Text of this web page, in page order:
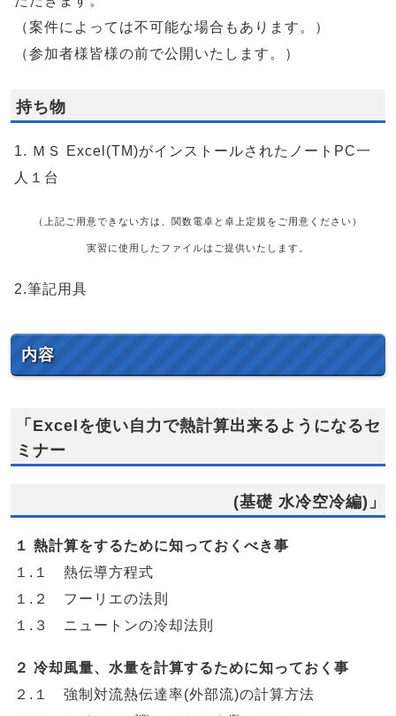
（案件によっては不可能な場合もあります。）
（参加者様皆様の前で公開いたします。）
持ち物
1. ＭＳ Excel(TM)がインストールされたノートPC一
人１台
（上記ご用意できない方は、関数電卓と卓上定規をご用意ください）
実習に使用したファイルはご提供いたします。
2.筆記用具
内容
「Excelを使い自力で熱計算出来るようになるセ
ミナー
(基礎 水冷空冷編)」
１ 熱計算をするために知っておくべき事
１.１ 熱伝導方程式
１.２ フーリエの法則
１.３ ニュートンの冷却法則
２ 冷却風量、水量を計算するために知っておく事
２.１ 強制対流熱伝達率(外部流)の計算方法